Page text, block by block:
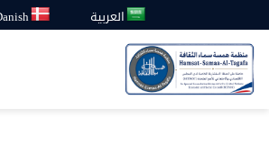
العربية